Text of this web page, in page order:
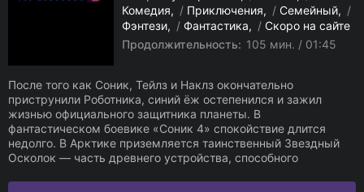
Комедия
/ Приключения / Семейный
/
Фэнтези
/ Фантастика / Скоро на сайте
Продолжительность: 105 мин. / 01:45
После того как Соник, Тейлз и Наклз окончательно
приструнили Роботника, синий ёж остепенился и зажил
жизнью официального защитника планеты. В
фантастическом боевике «Соник 4» спокойствие длится
недолго. В Арктике приземляется таинственный Звездный
Осколок — часть древнего устройства, способного